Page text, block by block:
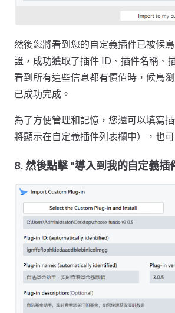
然後您將看到您的自定義插件已被候
證，成功獲取了插件 ID、插件名稱、
看到所有這些信息都有價值時，候鳥
已成功完成。
為了方便管理和記憶，您還可以填寫
將顯示在自定義插件列表欄中），也可
8. 然後點擊 "導入到我的自定義插